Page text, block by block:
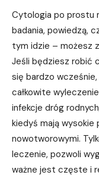
Cytologia po prostu
badania, powiedzą,
tym idzie – możesz
Jeśli będziesz robić
się bardzo
całkowite
infekcje dróg
kiedyś mają
nowotworowymi.
leczenie, pozwoli
ważne jest częste i